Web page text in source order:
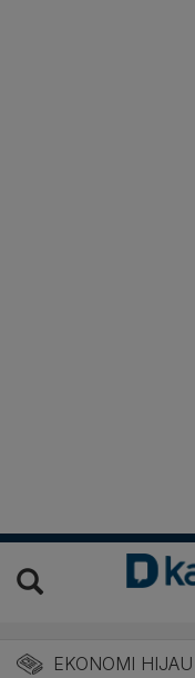
EKONOMI HIJAU
Energi Baru